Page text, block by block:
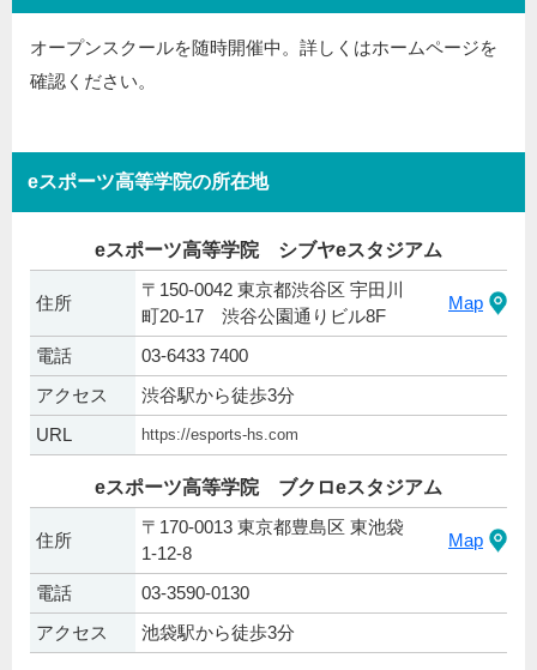
オープンスクールを随時開催中。詳しくはホームページを
確認ください。
eスポーツ高等学院の所在地
eスポーツ高等学院 シブヤeスタジアム
住所
〒150-0042 東京都渋谷区 宇田川
町20-17 渋谷公園通りビル8F
Map
電話
03-6433 7400
アクセス
渋谷駅から徒歩3分
URL
https://esports-hs.com
eスポーツ高等学院 ブクロeスタジアム
住所
〒170-0013 東京都豊島区 東池袋
1-12-8
Map
電話
03-3590-0130
アクセス
池袋駅から徒歩3分